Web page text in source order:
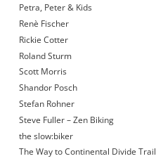
Petra, Peter & Kids
Renè Fischer
Rickie Cotter
Roland Sturm
Scott Morris
Shandor Posch
Stefan Rohner
Steve Fuller – Zen Biking
the slow:biker
The Way to Continental Divide Trail